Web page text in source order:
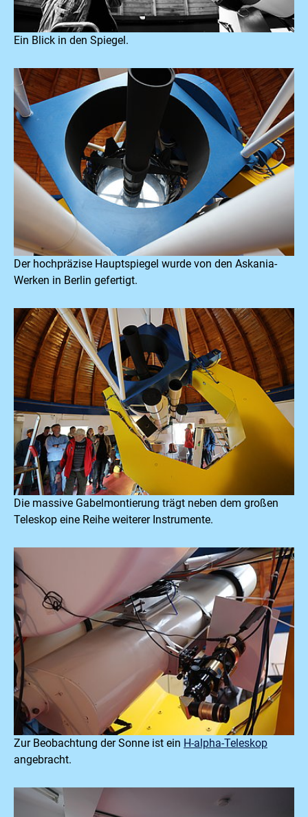
Ein Blick in den Spiegel.
Der hochpräzise Hauptspiegel wurde von den Askania-
Werken in Berlin gefertigt.
Die massive Gabelmontierung trägt neben dem großen
Teleskop eine Reihe weiterer Instrumente.
Zur Beobachtung der Sonne ist ein H-alpha-Teleskop
angebracht.